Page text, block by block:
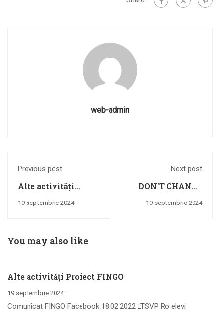
web-admin
Previous post
Alte activități
Proiect FINGO
19 septembrie 2024
Next post
DON'T CHANGE
THE CLIMATE;
19 septembrie 2024
You may also like
Alte activități Proiect FINGO
19 septembrie 2024
Comunicat FINGO Facebook 18.02.2022 LTSVP Ro elevi